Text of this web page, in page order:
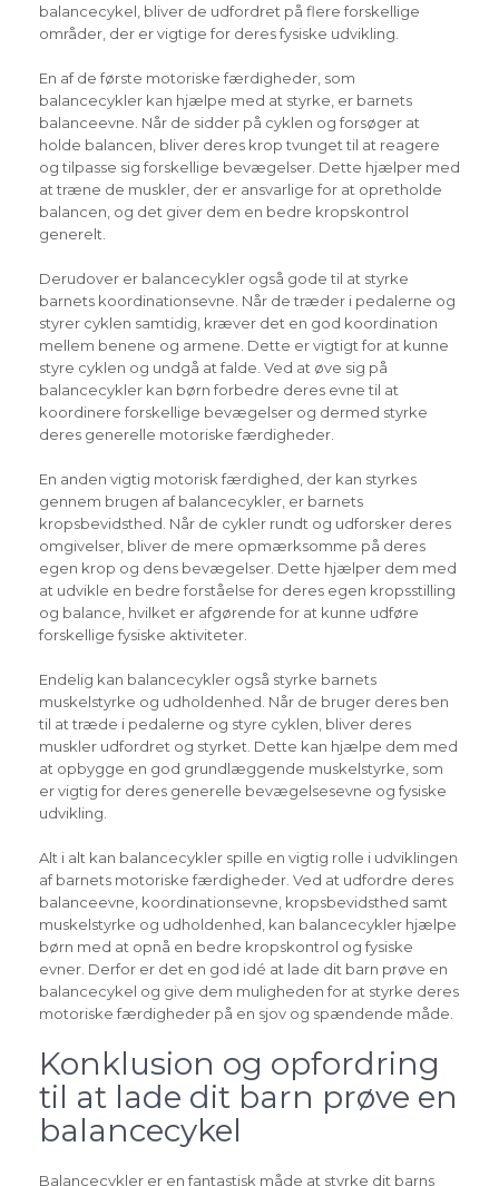
balancecykel, bliver de udfordret på flere forskellige
områder, der er vigtige for deres fysiske udvikling.
En af de første motoriske færdigheder, som
balancecykler kan hjælpe med at styrke, er barnets
balanceevne. Når de sidder på cyklen og forsøger at
holde balancen, bliver deres krop tvunget til at reagere
og tilpasse sig forskellige bevægelser. Dette hjælper med
at træne de muskler, der er ansvarlige for at opretholde
balancen, og det giver dem en bedre kropskontrol
generelt.
Derudover er balancecykler også gode til at styrke
barnets koordinationsevne. Når de træder i pedalerne og
styrer cyklen samtidig, kræver det en god koordination
mellem benene og armene. Dette er vigtigt for at kunne
styre cyklen og undgå at falde. Ved at øve sig på
balancecykler kan børn forbedre deres evne til at
koordinere forskellige bevægelser og dermed styrke
deres generelle motoriske færdigheder.
En anden vigtig motorisk færdighed, der kan styrkes
gennem brugen af balancecykler, er barnets
kropsbevidsthed. Når de cykler rundt og udforsker deres
omgivelser, bliver de mere opmærksomme på deres
egen krop og dens bevægelser. Dette hjælper dem med
at udvikle en bedre forståelse for deres egen kropsstilling
og balance, hvilket er afgørende for at kunne udføre
forskellige fysiske aktiviteter.
Endelig kan balancecykler også styrke barnets
muskelstyrke og udholdenhed. Når de bruger deres ben
til at træde i pedalerne og styre cyklen, bliver deres
muskler udfordret og styrket. Dette kan hjælpe dem med
at opbygge en god grundlæggende muskelstyrke, som
er vigtig for deres generelle bevægelsesevne og fysiske
udvikling.
Alt i alt kan balancecykler spille en vigtig rolle i udviklingen
af barnets motoriske færdigheder. Ved at udfordre deres
balanceevne, koordinationsevne, kropsbevidsthed samt
muskelstyrke og udholdenhed, kan balancecykler hjælpe
børn med at opnå en bedre kropskontrol og fysiske
evner. Derfor er det en god idé at lade dit barn prøve en
balancecykel og give dem muligheden for at styrke deres
motoriske færdigheder på en sjov og spændende måde.
Konklusion og opfordring
til at lade dit barn prøve en
balancecykel
Balancecykler er en fantastisk måde at styrke dit barns